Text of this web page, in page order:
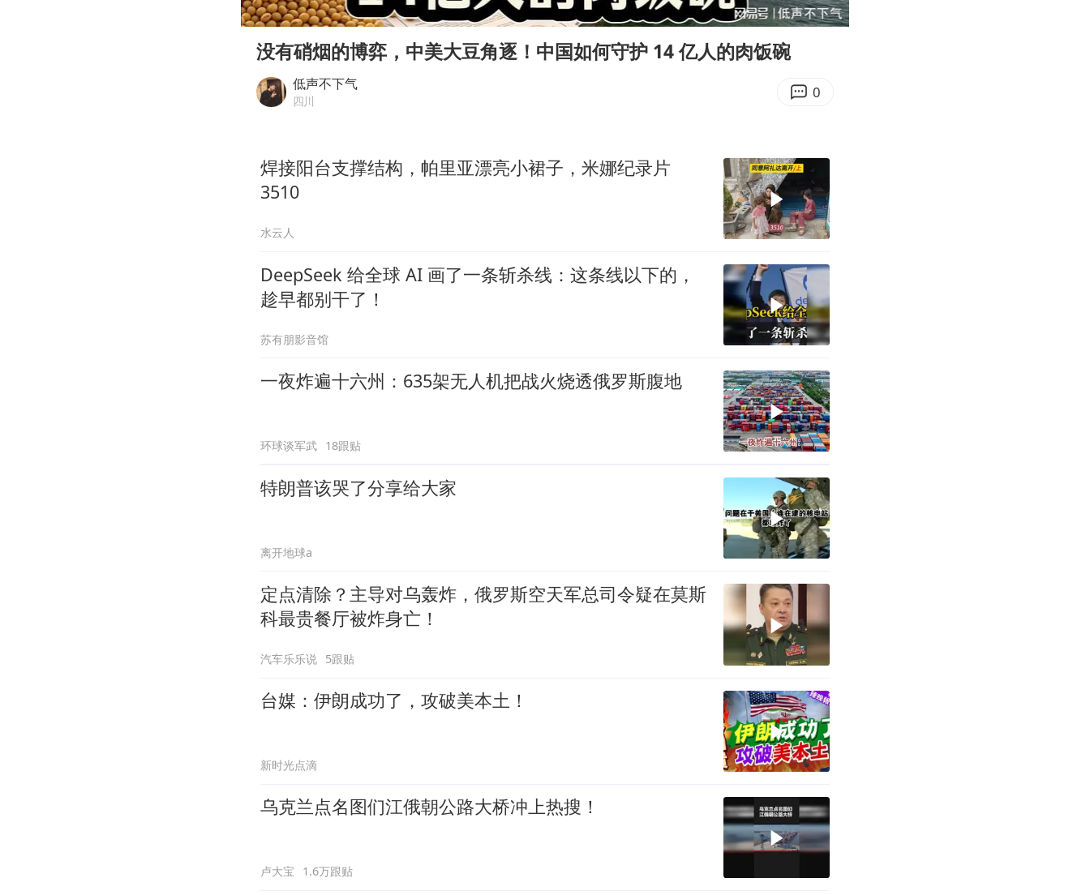
急诊医生漏诊致2岁患儿死亡获刑1年
李在明：韩国进入国家灾难状态
张家界中心汽车站候车厅漏水如瀑布
Play
00:00 26:18
Enter
没有硝烟的博弈，中美大豆角逐！中国如何守护 14 亿人的肉饭碗
低声不下气
四川 0
焊接阳台支撑结构，帕里亚漂亮小裙子，米娜纪录片
3510
水云人
DeepSeek 给全球 AI 画了一条斩杀线：这条线以下的，
趁早都别干了！
苏有朋影音馆
一夜炸遍十六州：635架无人机把战火烧透俄罗斯腹地
环球谈军武 18跟贴
特朗普该哭了分享给大家
离开地球a
定点清除？主导对乌轰炸，俄罗斯空天军总司令疑在莫斯
科最贵餐厅被炸身亡！
汽车乐乐说 5跟贴
台媒：伊朗成功了，攻破美本土！
新时光点滴
乌克兰点名图们江俄朝公路大桥冲上热搜！
卢大宝 1.6万跟贴